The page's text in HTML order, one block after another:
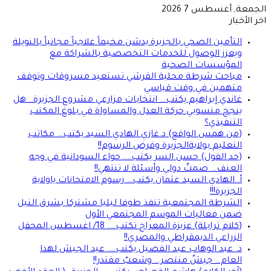
الجمعة, أغسطس 7 2026
اخر الأخبار
التأمين الصحي بالجزيرة يدشن مخيماً علاجياً مجانياً بالنويلة
ويعزز الوصول للخدمات التخصصية بالشراكة مع
المؤسسات الصحية
مباحث شرطة محلية القرشي تستعيد مسروقات وتوقف
متهمين في وقت قياسي
غاندي إبراهيم يكتب… انتخابات مزارعي مشروع الجزيرة.. هل
ينجح منسوبي حركة العدل والمساواة في بلوغ المكتب
التنفيذي؟
(من همس الواقع) د.غازي الهادي السيد يكتب… مكاتب
التعليم بولايةالجزيرة وفرض الرسوم!!
(حد القول) حسن السر يكتب…. حواء السودانية في وجه
العنف… صمتٌ دولي وأسئلة لا تنتهي!!
أ. الهادي السيد عثمان يكتب… رسوم الامتحانات ياولاية
الجزيرة!!!
الشرطة المجتمعية تنفذ طوفا ليليا مشتركا بشرق النيل
ضمن فعاليات الموسم المجتمعي الأول
(كلام ترابلة) عزيزة المعراج تكتب…. 18/ اغسطس المحفل
الزراعي الديمقراطي والمصري!!
د. عبد الوهاب عبد الفضيل يكتب…. عيد الجيش لهذا
العام… جيشٌ منتصر… وشعبٌ مقتدر!!